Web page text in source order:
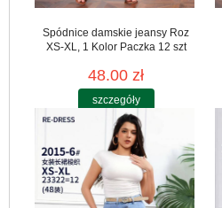
Spódnice damskie jeansy Roz
XS-XL, 1 Kolor Paczka 12 szt
48.00 zł
szczegóły